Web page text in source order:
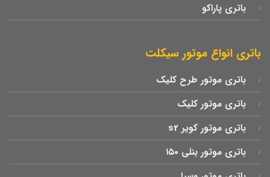
باتری پاراکو
باتری انواع موتور سیکلت
باتری موتور طرح کلیک
باتری موتور کلیک
باتری موتور کویر s2
باتری موتور بنلی ۱۵۰